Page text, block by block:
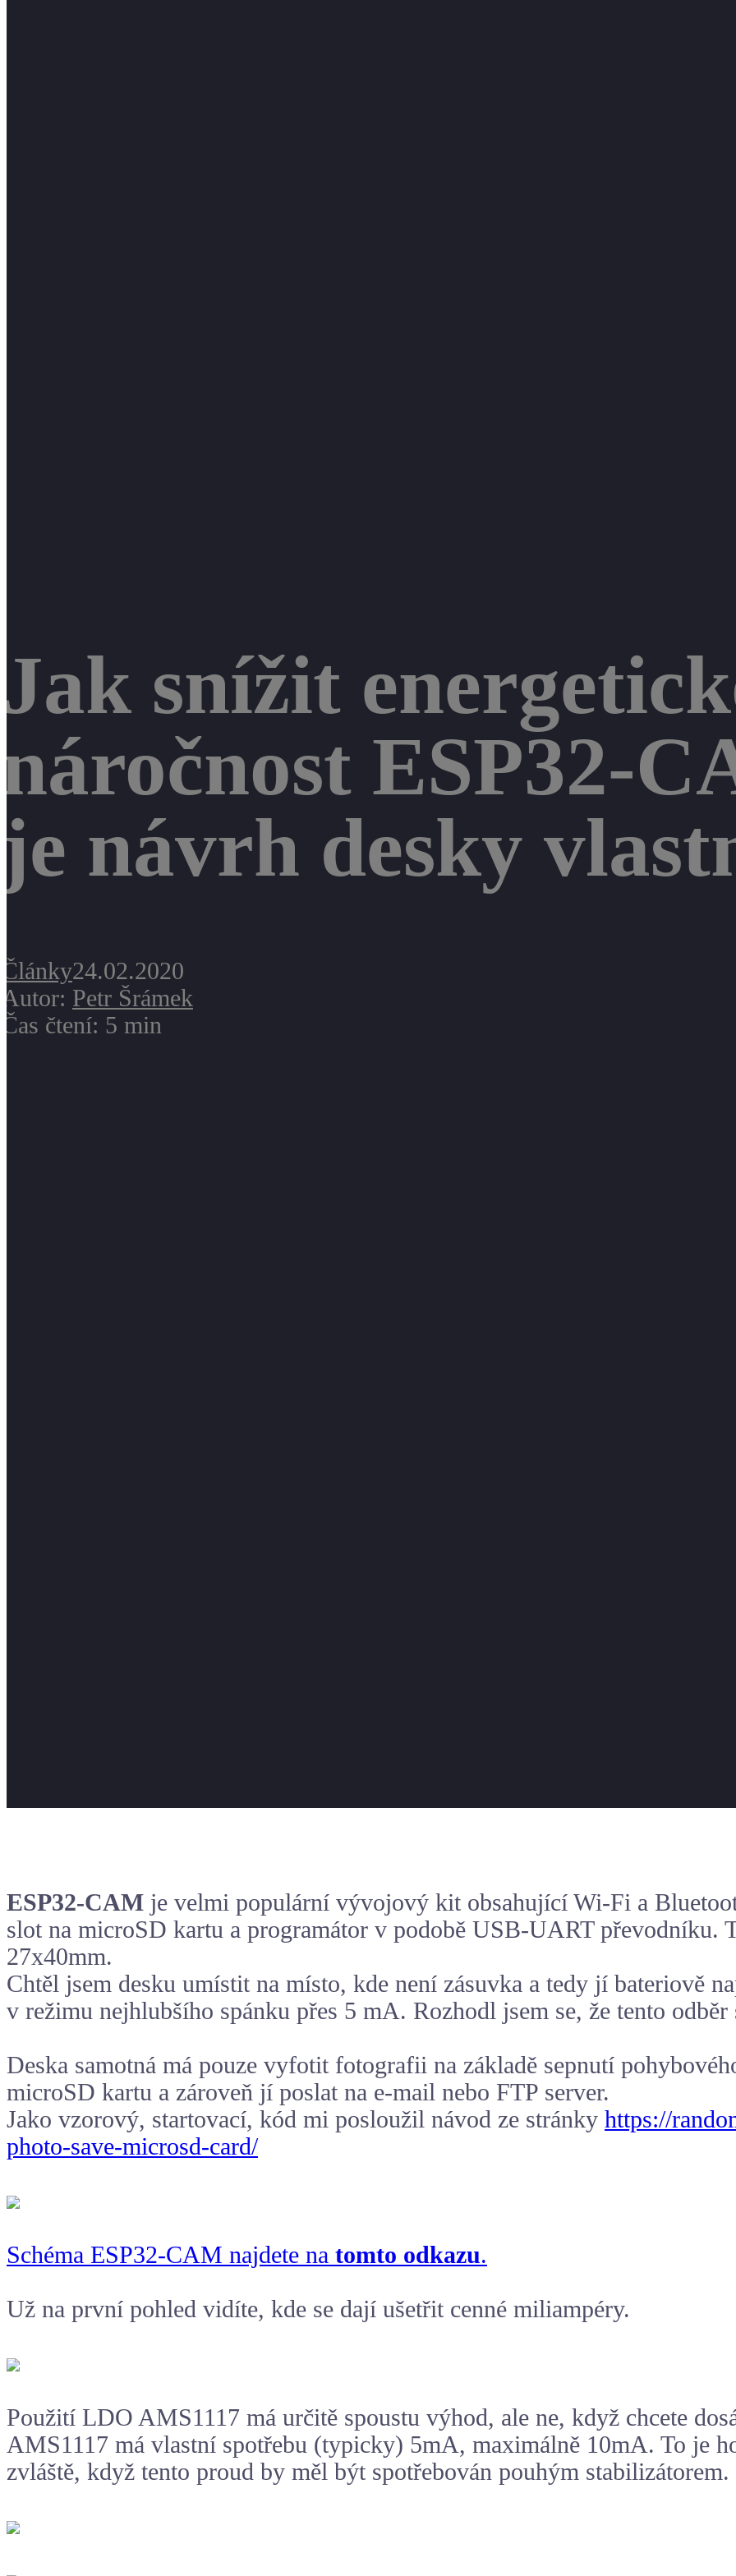
Jak snížit
náročnost ESP32-
je návrh desky
Články24.02.2020
Autor: Petr Šrámek
Čas čtení: 5 min
ESP32-CAM je velmi populární vývojový kit obsahující Wi-Fi a
slot na microSD kartu a programátor v podobě USB-UART převodníku.
27x40mm.
Chtěl jsem desku umístit na místo, kde není zásuvka a tedy jí bateriově
v režimu nejhlubšího spánku přes 5 mA. Rozhodl jsem se, že tento odběr
Deska samotná má pouze vyfotit fotografii na základě sepnutí
microSD kartu a zároveň jí poslat na e-mail nebo FTP server.
Jako vzorový, startovací, kód mi posloužil návod ze stránky https://
photo-save-microsd-card/
Schéma ESP32-CAM najdete na tomto odkazu.
Už na první pohled vidíte, kde se dají ušetřit cenné miliampéry.
Použití LDO AMS1117 má určitě spoustu výhod, ale ne, když chcete
AMS1117 má vlastní spotřebu (typicky) 5mA, maximálně 10mA. To je
zvláště, když tento proud by měl být spotřebován pouhým stabilizátorem.